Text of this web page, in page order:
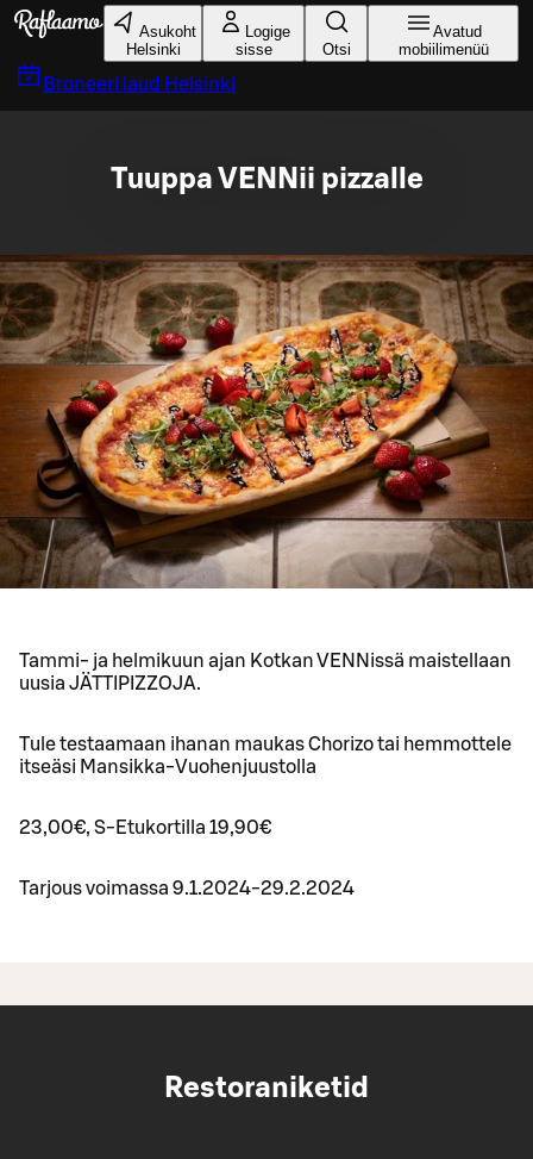
Liigu peamise sisu juurde
Asukoht
Helsinki
Logige
sisse
Otsi
Avatud
mobiilimenüü
Broneeri laud Helsinki
Tuuppa VENNii pizzalle
Tammi- ja helmikuun ajan Kotkan VENNissä maistellaan
uusia JÄTTIPIZZOJA.
Tule testaamaan ihanan maukas Chorizo tai hemmottele
itseäsi Mansikka-Vuohenjuustolla
23,00€, S-Etukortilla 19,90€
Tarjous voimassa 9.1.2024-29.2.2024
Restoraniketid